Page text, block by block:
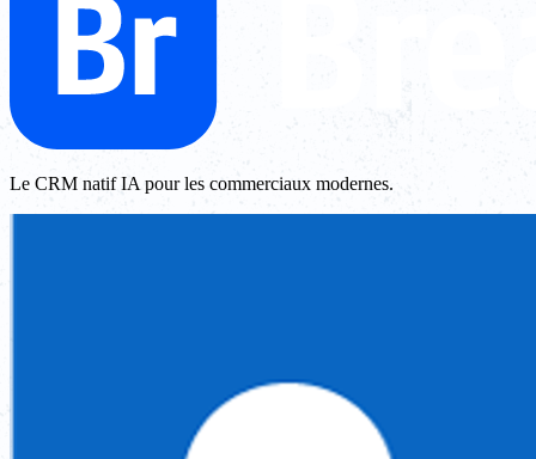
Le CRM natif IA pour les commerciaux modernes.